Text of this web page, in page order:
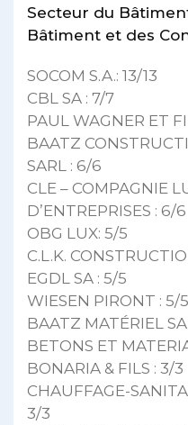
Secteur du
Bâtiment et des
SOCOM S.A.: 13/13
CBL SA : 7/7
PAUL WAGNER ET
BAATZ
SARL : 6/6
CLE – COMPAGNIE
D’ENTREPRISES : 6/6
OBG LUX: 5/5
C.L.K.
EGDL SA : 5/5
WIESEN PIRONT : 5/5
BAATZ MATÉRIEL
BETONS ET
BONARIA & FILS : 3/3
CHAUFFAGE-
3/3